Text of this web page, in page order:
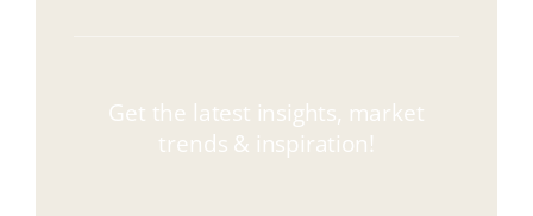
Get the latest insights, market
trends & inspiration!